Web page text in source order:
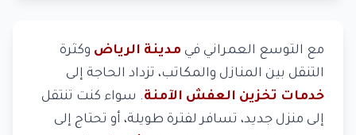
مع التوسع العمراني في مدينة الرياض وكثرة
التنقل بين المنازل والمكاتب، تزداد الحاجة إلى
خدمات تخزين العفش الآمنة. سواء كنت تنتقل
إلى منزل جديد، تسافر لفترة طويلة، أو تحتاج إلى